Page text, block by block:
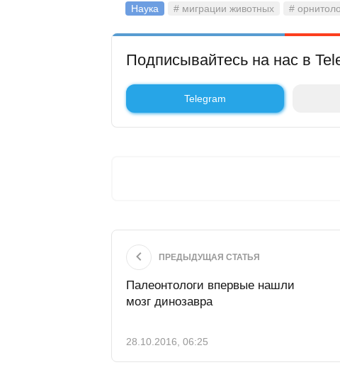
Наука # миграции животных #
Подписывайтесь на нас в
Telegram
ПРЕДЫДУЩАЯ СТАТЬЯ
Палеонтологи впервые нашли
мозг динозавра
28.10.2016, 06:25